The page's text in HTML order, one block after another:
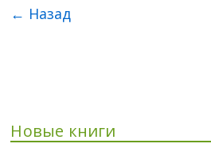
← Назад
Новые книги